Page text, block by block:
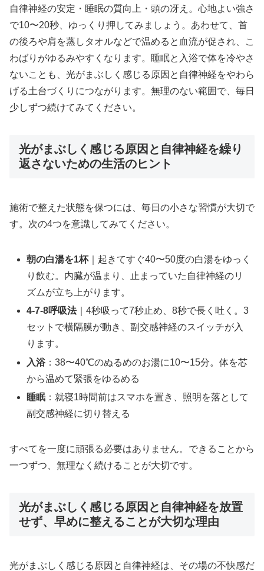
自律神経の安定・睡眠の質向上・頭の冴え。心地よい強さ
で10〜20秒、ゆっくり押してみましょう。あわせて、首
の後ろや肩を蒸しタオルなどで温めると血流が促され、こ
わばりがゆるみやすくなります。睡眠と入浴で体を冷やさ
ないことも、光がまぶしく感じる原因と自律神経をやわら
げる土台づくりにつながります。無理のない範囲で、毎日
少しずつ続けてみてください。
光がまぶしく感じる原因と自律神経を繰り
返さないための生活のヒント
施術で整えた状態を保つには、毎日の小さな習慣が大切で
す。次の4つを意識してみてください。
朝の白湯を1杯｜起きてすぐ40〜50度の白湯をゆっく
り飲む。内臓が温まり、止まっていた自律神経のリ
ズムが立ち上がります。
4-7-8呼吸法｜4秒吸って7秒止め、8秒で長く吐く。3
セットで横隔膜が動き、副交感神経のスイッチが入
ります。
入浴 ：38〜40℃のぬるめのお湯に10〜15分。体を芯
から温めて緊張をゆるめる
睡眠：就寝1時間前はスマホを置き、照明を落として
副交感神経に切り替える
すべてを一度に頑張る必要はありません。できることから
一つずつ、無理なく続けることが大切です。
光がまぶしく感じる原因と自律神経を放置
せず、早めに整えることが大切な理由
光がまぶしく感じる原因と自律神経は、その場の不快感だ